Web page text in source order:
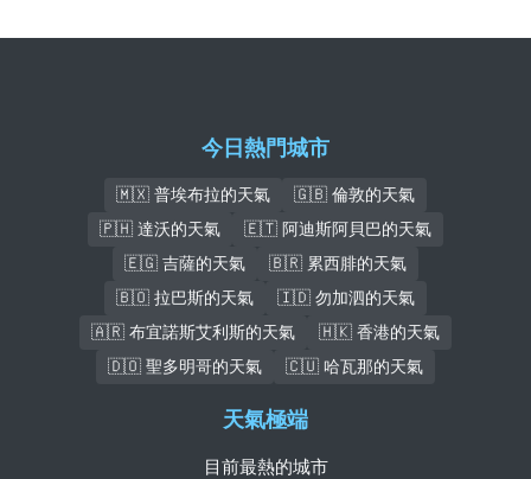
今日熱門城市
🇲🇽 普埃布拉的天氣
🇬🇧 倫敦的天氣
🇵🇭 達沃的天氣
🇪🇹 阿迪斯阿貝巴的天氣
🇪🇬 吉薩的天氣
🇧🇷 累西腓的天氣
🇧🇴 拉巴斯的天氣
🇮🇩 勿加泗的天氣
🇦🇷 布宜諾斯艾利斯的天氣
🇭🇰 香港的天氣
🇩🇴 聖多明哥的天氣
🇨🇺 哈瓦那的天氣
天氣極端
目前最熱的城市